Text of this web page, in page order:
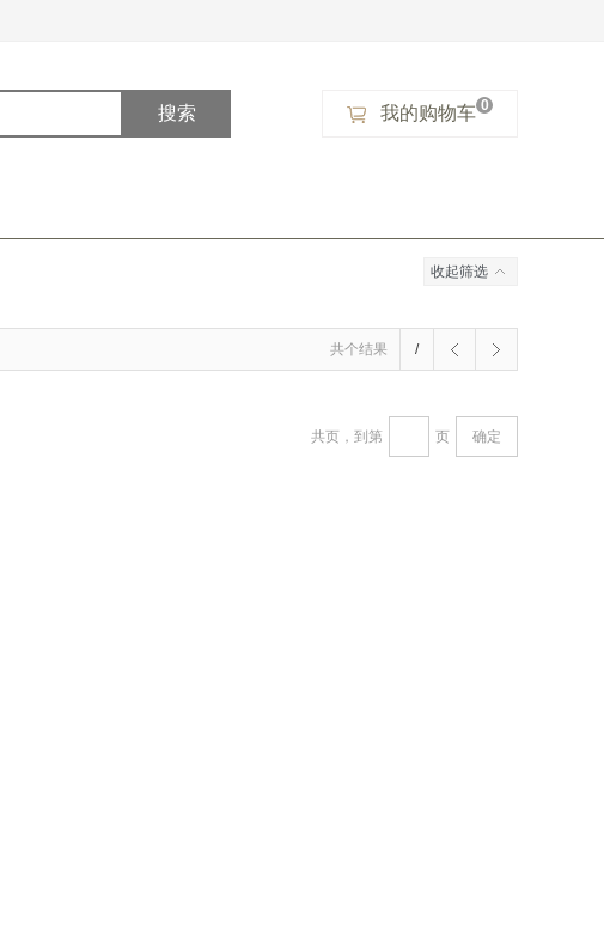
搜索 我的购物车 0
收起筛选
共个结果 /
共页，到第 页 确定